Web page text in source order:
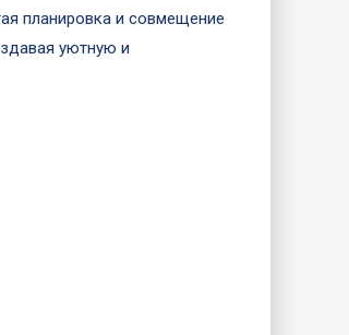
планировка и совмещение
уютную и